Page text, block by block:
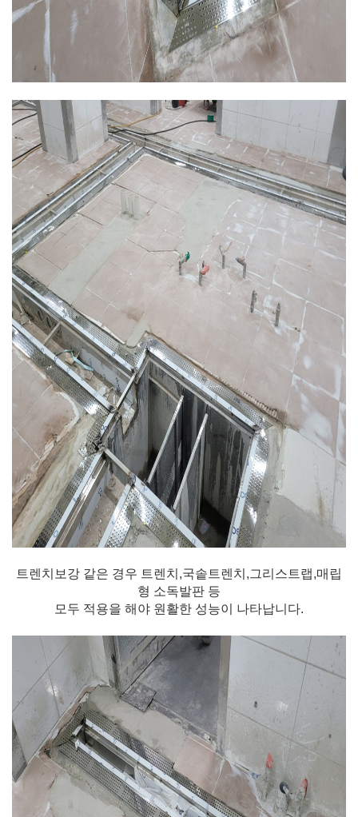
트렌치보강 같은 경우 트렌치,국솥트렌치,그리스트랩,매립
형 소독발판 등
모두 적용을 해야 원활한 성능이 나타납니다.